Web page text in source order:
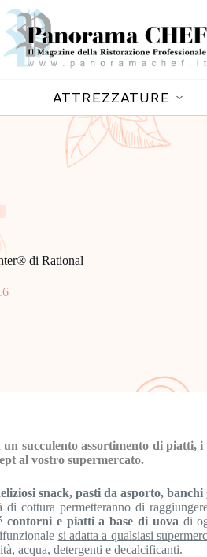
ATTREZZATURE
di Rational
succulento assortimento di
al vostro supermercato.
snack, pasti da asporto,
cottura permetteranno di
contorni e piatti a base di uova di
si adatta a qualsiasi
acqua, detergenti e decalcificanti.